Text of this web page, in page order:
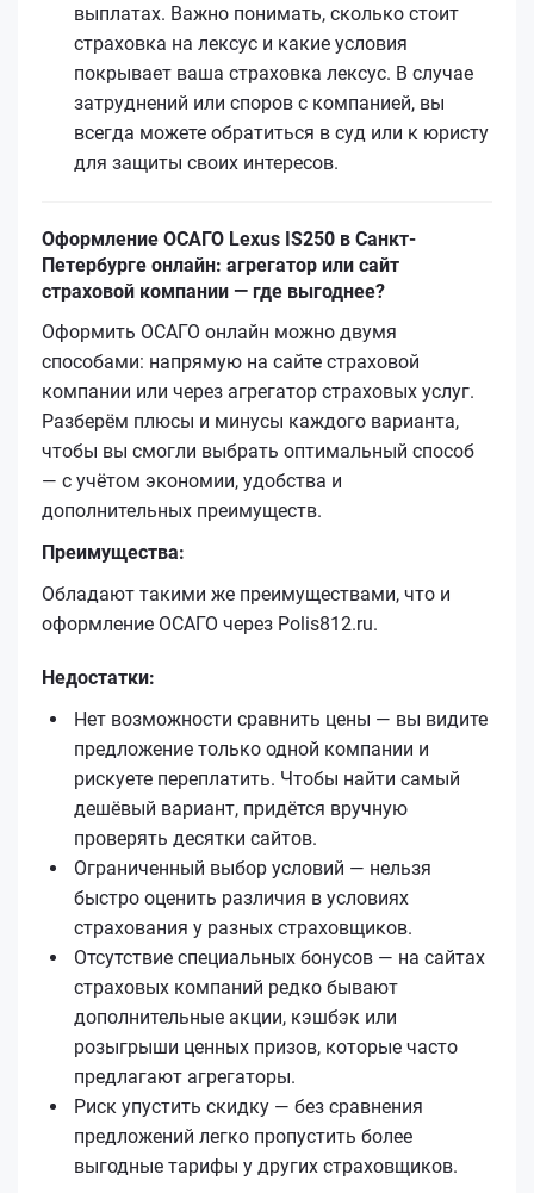
выплатах. Важно понимать, сколько стоит
страховка на лексус и какие условия
покрывает ваша страховка лексус. В случае
затруднений или споров с компанией, вы
всегда можете обратиться в суд или к юристу
для защиты своих интересов.
Оформление ОСАГО Lexus IS250 в Санкт-
Петербурге онлайн: агрегатор или сайт
страховой компании — где выгоднее?
Оформить ОСАГО онлайн можно двумя
способами: напрямую на сайте страховой
компании или через агрегатор страховых услуг.
Разберём плюсы и минусы каждого варианта,
чтобы вы смогли выбрать оптимальный способ
— с учётом экономии, удобства и
дополнительных преимуществ.
Преимущества:
Обладают такими же преимуществами, что и
оформление ОСАГО через Polis812.ru.
Недостатки:
Нет возможности сравнить цены — вы видите
предложение только одной компании и
рискуете переплатить. Чтобы найти самый
дешёвый вариант, придётся вручную
проверять десятки сайтов.
Ограниченный выбор условий — нельзя
быстро оценить различия в условиях
страхования у разных страховщиков.
Отсутствие специальных бонусов — на сайтах
страховых компаний редко бывают
дополнительные акции, кэшбэк или
розыгрыши ценных призов, которые часто
предлагают агрегаторы.
Риск упустить скидку — без сравнения
предложений легко пропустить более
выгодные тарифы у других страховщиков.